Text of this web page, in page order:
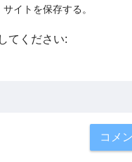
イトを保存する。
てください: